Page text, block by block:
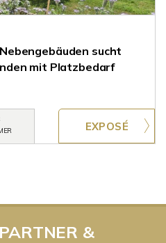
sucht
mit Platzbedarf
&